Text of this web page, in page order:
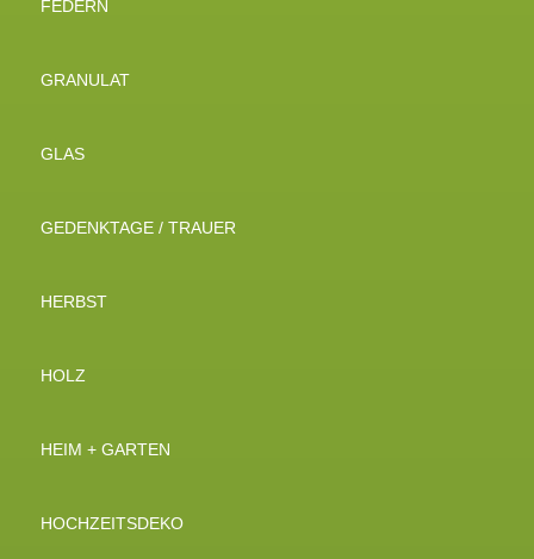
FEDERN
GRANULAT
GLAS
GEDENKTAGE / TRAUER
HERBST
HOLZ
HEIM + GARTEN
HOCHZEITSDEKO